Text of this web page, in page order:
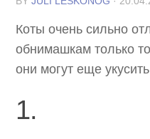
Коты очень сильно
обнимашкам только
они могут еще
1.